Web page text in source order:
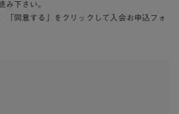
み下さい。
「同意する」をクリックして入会お申込フォ